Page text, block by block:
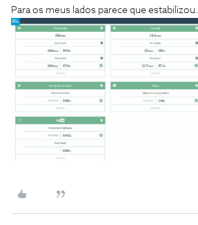
Para os meus lados parece que estabilizou.